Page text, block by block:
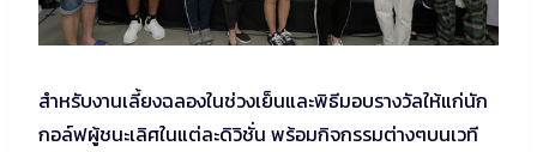
สำหรับงานเลี้ยงฉลองในช่วงเย็นและพิธีมอบรางวัลให้แก่นัก
กอล์ฟผู้ชนะเลิศในแต่ละดิวิชั่น พร้อมกิจกรรมต่างๆบนเวที